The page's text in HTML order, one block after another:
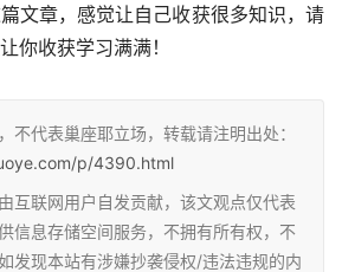
文章，感觉让自己收获很多知识，请
你收获学习满满！
不代表巢座耶立场，转载请注明出处：
p/4390.html
互联网用户自发贡献，该文观点仅代表
信息存储空间服务，不拥有所有权，不
发现本站有涉嫌抄袭侵权/违法违规的内